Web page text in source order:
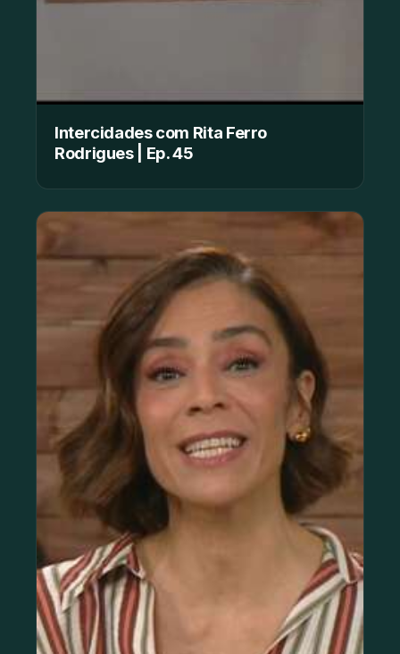
Intercidades com Rita Ferro
Rodrigues | Ep. 45